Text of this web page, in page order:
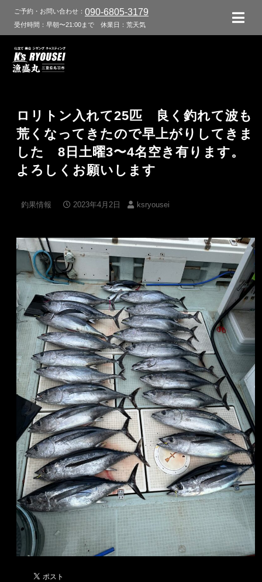
ご予約・お問い合わせ： 090-6805-3179
受付時間：早朝〜21:00まで 休業日：荒天気
ロリトン入れて25匹 良く釣れて波も
荒くなってきたので早上がりしてきま
した 8日土曜3〜4名空き有ります。
よろしくお願いします
釣果情報 2023年4月2日 ksryousei